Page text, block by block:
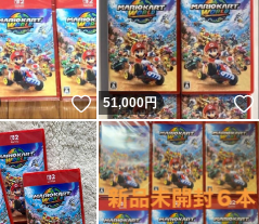
いいね！
51,000円